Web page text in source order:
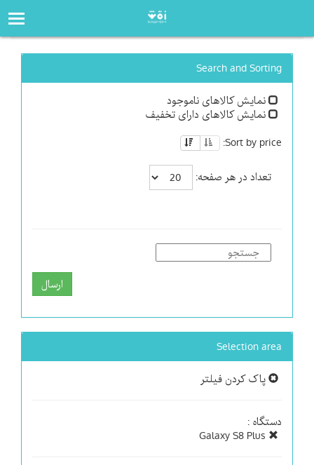
Search and Sorting
نمایش کالاهای ناموجود
نمایش کالاهای دارای تخفیف
Sort by price:
تعداد در هر صفحه:
ارسال
Selection area
پاک کردن فیلتر
دستگاه :